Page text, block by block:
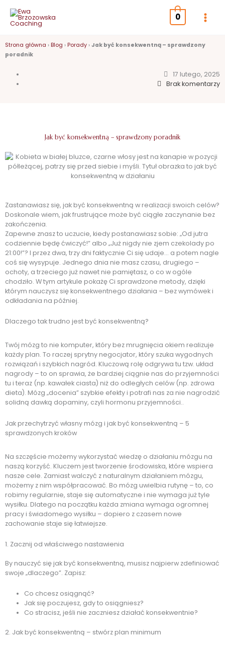
treści
0
Strona główna › Blog › Porady › Jak być konsekwentną – sprawdzony
poradnik
17 lutego, 2025
Brak komentarzy
Jak być konsekwentną – sprawdzony poradnik
Zastanawiasz się, jak być konsekwentną w realizacji swoich celów?
Doskonale wiem, jak frustrujące może być ciągłe zaczynanie bez
zakończenia.
Zapewne znasz to uczucie, kiedy postanawiasz sobie: „Od jutra
codziennie będę ćwiczyć!” albo „Już nigdy nie zjem czekolady po
21:00!”? I przez dwa, trzy dni faktycznie Ci się udaje… a potem nagle
coś się wysypuje. Jednego dnia nie masz czasu, drugiego –
ochoty, a trzeciego już nawet nie pamiętasz, o co w ogóle
chodziło. W tym artykule pokażę Ci sprawdzone metody, dzięki
którym nauczysz się konsekwentnego działania – bez wymówek i
odkładania na później.
Dlaczego tak trudno jest być konsekwentną?
Twój mózg to nie komputer, który bez mrugnięcia okiem realizuje
każdy plan. To raczej sprytny negocjator, który szuka wygodnych
rozwiązań i szybkich nagród. Kluczową rolę odgrywa tu tzw. układ
nagrody – to on sprawia, że bardziej ciągnie nas do przyjemności
tu i teraz (np. kawałek ciasta) niż do odległych celów (np. zdrowa
dieta). Mózg „docenia” szybkie efekty i potrafi nas za nie nagrodzić
solidną dawką dopaminy, czyli hormonu przyjemności..
Jak przechytrzyć własny mózg i jak być konsekwentną – 5
sprawdzonych kroków
Na szczęście możemy wykorzystać wiedzę o działaniu mózgu na
naszą korzyść. Kluczem jest tworzenie środowiska, które wspiera
nasze cele. Zamiast walczyć z naturalnym działaniem mózgu,
możemy z nim współpracować. Bo mózg uwielbia rutynę – to, co
robimy regularnie, staje się automatyczne i nie wymaga już tyle
wysiłku. Dlatego na początku każda zmiana wymaga ogromnej
pracy i świadomego wysiłku – dopiero z czasem nowe
zachowanie staje się łatwiejsze.
1. Zacznij od właściwego nastawienia
By nauczyć się jak być konsekwentną, musisz najpierw zdefiniować
swoje „dlaczego”. Zapisz:
Co chcesz osiągnąć?
Jak się poczujesz, gdy to osiągniesz?
Co stracisz, jeśli nie zaczniesz działać konsekwentnie?
2. Jak być konsekwentną – stwórz plan minimum